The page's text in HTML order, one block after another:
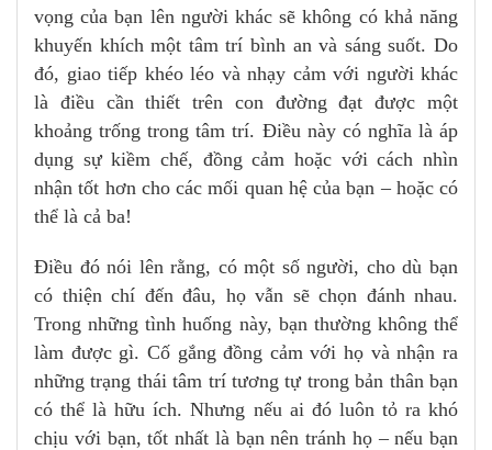
vọng của bạn lên người khác sẽ không có khả năng
khuyến khích một tâm trí bình an và sáng suốt. Do
đó, giao tiếp khéo léo và nhạy cảm với người khác
là điều cần thiết trên con đường đạt được một
khoảng trống trong tâm trí. Điều này có nghĩa là áp
dụng sự kiềm chế, đồng cảm hoặc với cách nhìn
nhận tốt hơn cho các mối quan hệ của bạn – hoặc có
thể là cả ba!
Điều đó nói lên rằng, có một số người, cho dù bạn
có thiện chí đến đâu, họ vẫn sẽ chọn đánh nhau.
Trong những tình huống này, bạn thường không thể
làm được gì. Cố gắng đồng cảm với họ và nhận ra
những trạng thái tâm trí tương tự trong bản thân bạn
có thể là hữu ích. Nhưng nếu ai đó luôn tỏ ra khó
chịu với bạn, tốt nhất là bạn nên tránh họ – nếu bạn